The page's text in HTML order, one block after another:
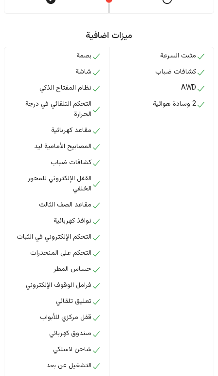
ميزات اضافية
مثبت السرعة
كشافات ضباب
AWD
2 وسادة هوائية
بصمة
شاشة
نظام المفتاح الذكي
التحكم التلقائي في درجة
الحرارة
مقاعد كهربائية
المصابيح الأمامية ليد
كشافات ضباب
القفل الإلكتروني للمحور
الخلفي
مقاعد الصف الثالث
نوافذ كهربائية
التحكم الإلكتروني في الثبات
التحكم على المنحدرات
حساس المطر
فرامل الوقوف الإلكتروني
تعليق تلقائي
قفل مركزي للأبواب
صندوق كهربائي
شاحن لاسلكي
التشغيل عن بعد